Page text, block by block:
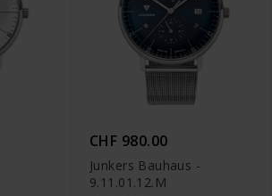
CHF 980.00
Junkers Bauhaus -
9.11.01.12.M